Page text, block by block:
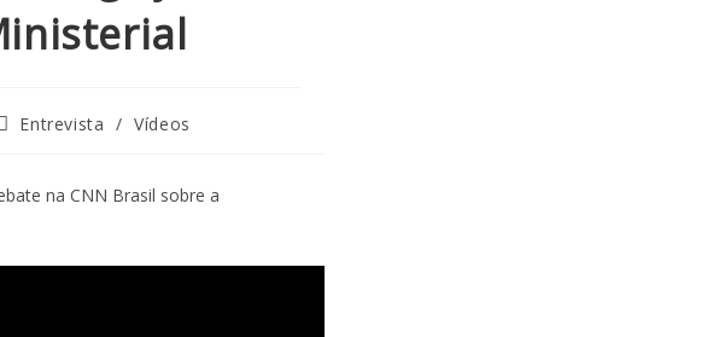
Entrevista / Vídeos
na CNN Brasil sobre a